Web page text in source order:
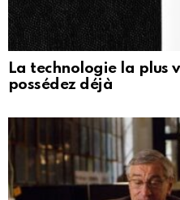
La technologie la plus
possédez déjà